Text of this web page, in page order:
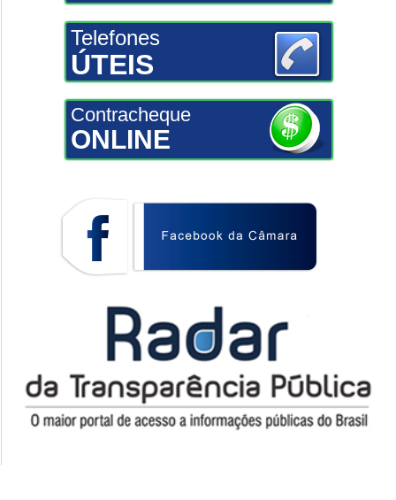
Telefones
ÚTEIS
Contracheque
ONLINE